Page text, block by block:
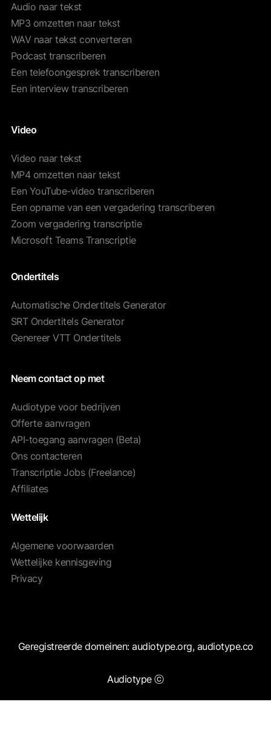
Audio naar tekst
MP3 omzetten naar tekst
WAV naar tekst converteren
Podcast transcriberen
Een telefoongesprek transcriberen
Een interview transcriberen
Video
Video naar tekst
MP4 omzetten naar tekst
Een YouTube-video transcriberen
Een opname van een vergadering transcriberen
Zoom vergadering transcriptie
Microsoft Teams Transcriptie
Ondertitels
Automatische Ondertitels Generator
SRT Ondertitels Generator
Genereer VTT Ondertitels
Neem contact op met
Audiotype voor bedrijven
Offerte aanvragen
API-toegang aanvragen (Beta)
Ons contacteren
Transcriptie Jobs (Freelance)
Affiliates
Wettelijk
Algemene voorwaarden
Wettelijke kennisgeving
Privacy
Geregistreerde domeinen: audiotype.org, audiotype.co
Audiotype ⓒ